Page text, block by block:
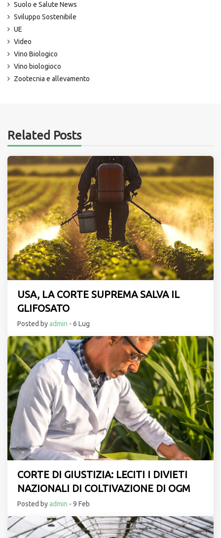
Suolo e Salute News
Sviluppo Sostenibile
UE
Video
Vino Biologico
Vino biologioco
Zootecnia e allevamento
Related Posts
USA, LA CORTE SUPREMA SALVA IL
GLIFOSATO
Posted byadmin - 6 Lug
CORTE DI GIUSTIZIA: LECITI I DIVIETI
NAZIONALI DI COLTIVAZIONE DI OGM
Posted byadmin - 9 Feb